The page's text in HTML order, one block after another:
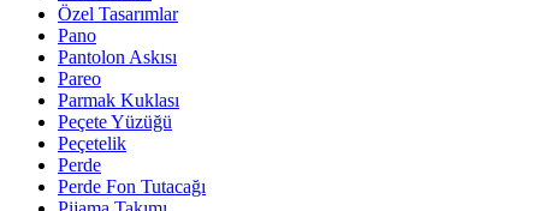
Özel Tasarımlar
Pano
Pantolon Askısı
Pareo
Parmak Kuklası
Peçete Yüzüğü
Peçetelik
Perde
Perde Fon Tutacağı